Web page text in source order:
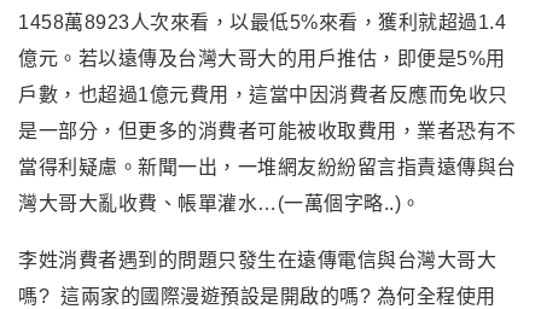
1458萬8923人次來看，以最低5%來看，獲利就超過1.4
億元。若以遠傳及台灣大哥大的用戶推估，即便是5%用
戶數，也超過1億元費用，這當中因消費者反應而免收只
是一部分，但更多的消費者可能被收取費用，業者恐有不
當得利疑慮。新聞一出，一堆網友紛紛留言指責遠傳與台
灣大哥大亂收費、帳單灌水…(一萬個字略..)。
李姓消費者遇到的問題只發生在遠傳電信與台灣大哥大
嗎? 這兩家的國際漫遊預設是開啟的嗎? 為何全程使用